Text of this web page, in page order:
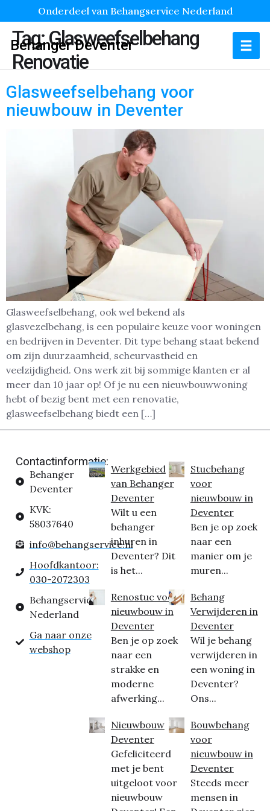
Onderdeel van Behangservice Nederland
Behanger Deventer
Tag:Glasweefselbehang
Renovatie
Glasweefselbehang voor
nieuwbouw in Deventer
Glasweefselbehang, ook wel bekend als
glasvezelbehang, is een populaire keuze voor woningen
en bedrijven in Deventer. Dit type behang staat bekend
om zijn duurzaamheid, scheurvastheid en
veelzijdigheid. Ons werk zit bij sommige klanten er al
meer dan 10 jaar op! Of je nu een nieuwbouwwoning
hebt of bezig bent met een renovatie,
glasweefselbehang biedt een […]
Contactinformatie:
Behanger
Deventer
KVK:
58037640
info@behangservice.nl
Hoofdkantoor:
030-2072303
Behangservice
Nederland
Ga naar onze
webshop
Werkgebied
van Behanger
Deventer
Wilt u een
behanger
inhuren in
Deventer? Dit
is het...
Renostuc voor
nieuwbouw in
Deventer
Ben je op zoek
naar een
strakke en
moderne
afwerking...
Nieuwbouw
Deventer
Gefeliciteerd
met je bent
uitgeloot voor
nieuwbouw
Stucbehang
voor
nieuwbouw in
Deventer
Ben je op zoek
naar een
manier om je
muren...
Behang
Verwijderen in
Deventer
Wil je behang
verwijderen in
een woning in
Deventer?
Ons...
Bouwbehang
voor
nieuwbouw in
Deventer
Steeds meer
mensen in